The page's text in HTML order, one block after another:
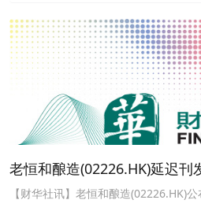
老恒和酿造(02226.HK)延迟刊
牌
【财华社讯】老恒和酿造(02226.HK)